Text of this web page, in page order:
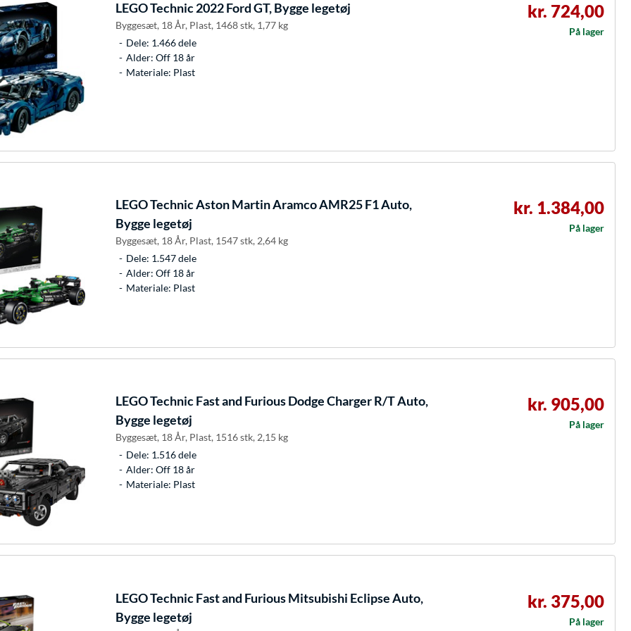
LEGOTechnic 2022 Ford GT, Bygge legetøj
Byggesæt, 18 År, Plast, 1468 stk, 1,77 kg
Dele: 1.466 dele
Alder: Off 18 år
Materiale: Plast
kr. 724,00
På lager
LEGOTechnic Aston Martin Aramco AMR25 F1 Auto,
Bygge legetøj
Byggesæt, 18 År, Plast, 1547 stk, 2,64 kg
Dele: 1.547 dele
Alder: Off 18 år
Materiale: Plast
kr. 1.384,00
På lager
LEGOTechnic Fast and Furious Dodge Charger R/T Auto,
Bygge legetøj
Byggesæt, 18 År, Plast, 1516 stk, 2,15 kg
Dele: 1.516 dele
Alder: Off 18 år
Materiale: Plast
kr. 905,00
På lager
LEGOTechnic Fast and Furious Mitsubishi Eclipse Auto,
Bygge legetøj
kr. 375,00
På lager